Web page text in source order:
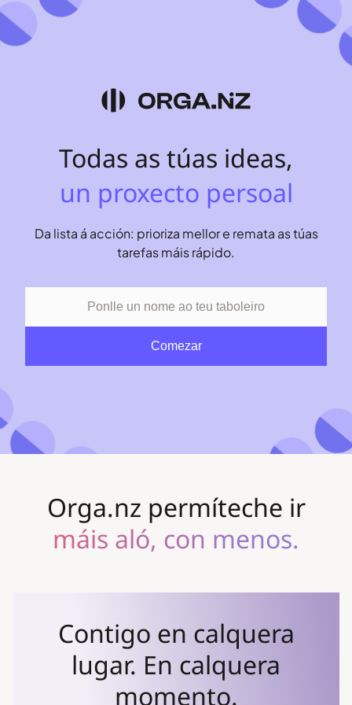
Todas as túas ideas,
un proxecto profesional
un proxecto persoal
organizadas
compartidas
capturadas
repartidas
organizadas
compartidas
capturadas
Da lista á acción: prioriza mellor e remata as túas
tarefas máis rápido.
Comezar
Orga.nz permíteche ir
máis aló, con menos.
Contigo en calquera
lugar. En calquera
momento.